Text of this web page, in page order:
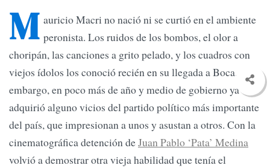
M auricio Macri no nació ni se curtió en el ambiente
peronista. Los ruidos de los bombos, el olor a
choripán, las canciones a grito pelado, y los cuadros con
viejos ídolos los conoció recién en su llegada a Boca. Sin
embargo, en poco más de año y medio de gobierno ya
adquirió alguno vicios del partido político más importante
del país, que impresionan a unos y asustan a otros. Con la
cinematográfica detención deJuan Pablo ‘Pata’ Medina
volvió a demostrar otra vieja habilidad que tenía el